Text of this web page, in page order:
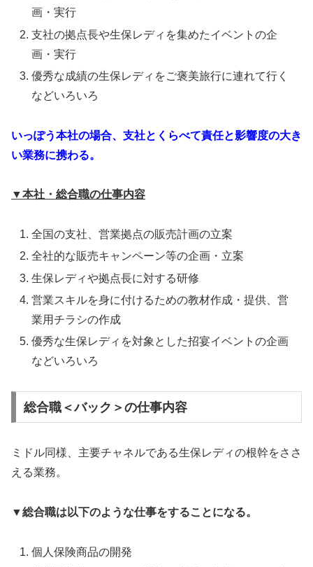
画・実行
支社の拠点長や生保レディを集めたイベントの企
画・実行
優秀な成績の生保レディをご褒美旅行に連れて行く
などいろいろ
いっぽう本社の場合、支社とくらべて責任と影響度の大き
い業務に携わる。
▼本社・総合職の仕事内容
全国の支社、営業拠点の販売計画の立案
全社的な販売キャンペーン等の企画・立案
生保レディや拠点長に対する研修
営業スキルを身に付けるための教材作成・提供、営
業用チラシの作成
優秀な生保レディを対象とした招宴イベントの企画
などいろいろ
総合職＜バック＞の仕事内容
ミドル同様、主要チャネルである生保レディの根幹をささ
える業務。
▼総合職は以下のような仕事をすることになる。
個人保険商品の開発